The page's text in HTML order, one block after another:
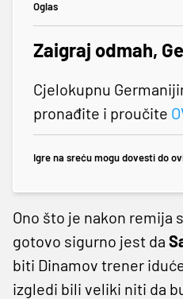
Oglas
Zaigraj odmah,
Cjelokupnu
pronađite i proučite
Igre na sreću mogu dovesti do
Ono što je nakon remija
gotovo sigurno jest da
biti Dinamov trener
izgledi bili veliki niti da